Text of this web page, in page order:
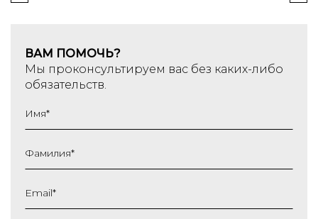
ВАМ ПОМОЧЬ?
Мы проконсультируем вас без каких-либо
обязательств.
Имя*
Фамилия*
Email*